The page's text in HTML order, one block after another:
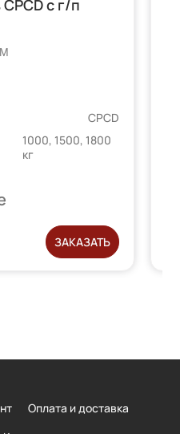
с г/п
CPCD
1000, 1500, 1800
кг
ЗАКАЗАТЬ
Оплата и доставка